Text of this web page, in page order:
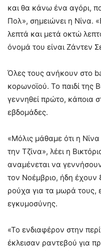
και θα κάνω ένα αγόρι,
Πολ», σημειώνει η Νίνα.
λεπτά και μετά οκτώ
όνομά του είναι Ζάντεν
Όλες τους ανήκουν στο
κορωνοϊού. Το παιδί της
γεννηθεί πρώτο, κάποια
εβδομάδες.
«Μόλις μάθαμε ότι η
την Τζίνα», λέει η
αναμένεται να
τον Νοέμβριο, ήδη έχουν
ρούχα για τα μωρά τους,
εγκυμοσύνης.
«Το ενδιαφέρον στην
έκλεισαν ραντεβού για